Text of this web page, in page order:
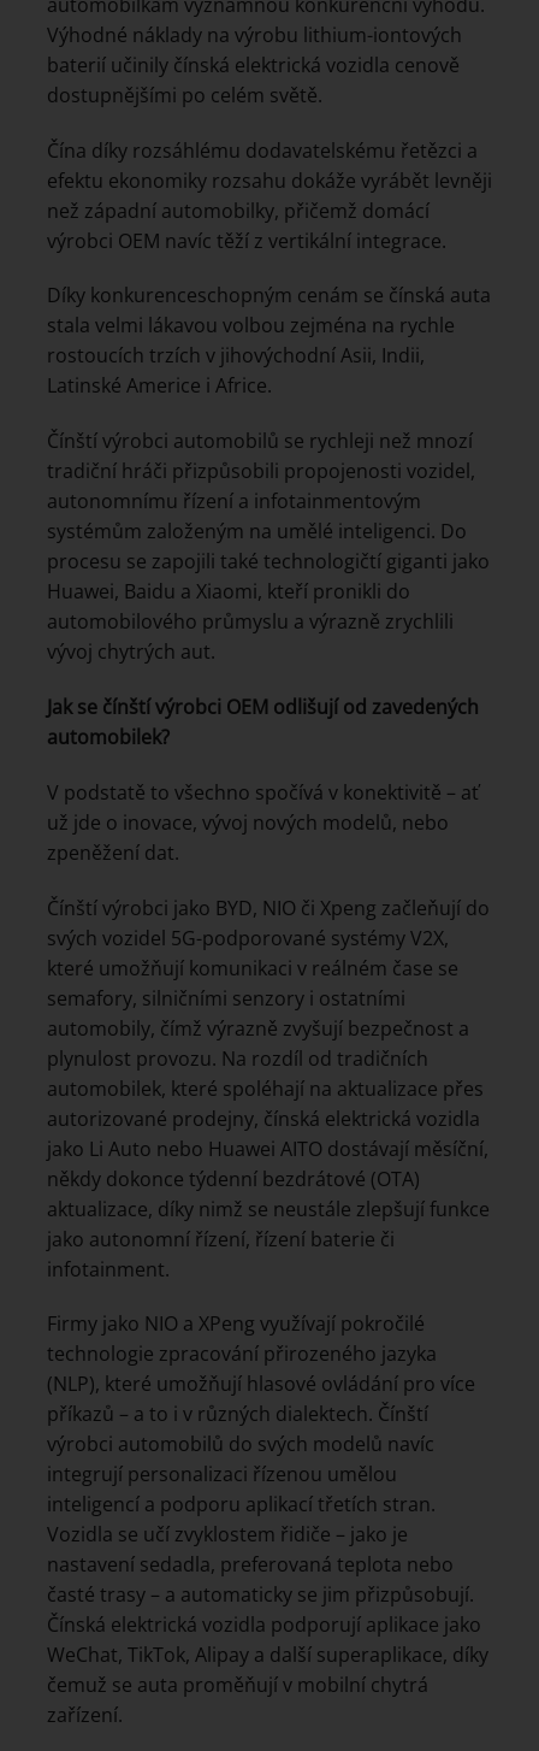
Výhodné náklady na výrobu lithium-iontových
baterií učinily čínská elektrická vozidla cenově
dostupnějšími po celém světě.
Čína díky rozsáhlému dodavatelskému řetězci a
efektu ekonomiky rozsahu dokáže vyrábět levněji
než západní automobilky, přičemž domácí
výrobci OEM navíc těží z vertikální integrace.
Díky konkurenceschopným cenám se čínská auta
stala velmi lákavou volbou zejména na rychle
rostoucích trzích v jihovýchodní Asii, Indii,
Latinské Americe i Africe.
Čínští výrobci automobilů se rychleji než mnozí
tradiční hráči přizpůsobili propojenosti vozidel,
autonomnímu řízení a infotainmentovým
systémům založeným na umělé inteligenci. Do
procesu se zapojili také technologičtí giganti jako
Huawei, Baidu a Xiaomi, kteří pronikli do
automobilového průmyslu a výrazně zrychlili
vývoj chytrých aut.
Jak se čínští výrobci OEM odlišují od zavedených
automobilek?
V podstatě to všechno spočívá v konektivitě – ať
už jde o inovace, vývoj nových modelů, nebo
zpeněžení dat.
Čínští výrobci jako BYD, NIO či Xpeng začleňují do
svých vozidel 5G-podporované systémy V2X,
které umožňují komunikaci v reálném čase se
semafory, silničními senzory i ostatními
automobily, čímž výrazně zvyšují bezpečnost a
plynulost provozu. Na rozdíl od tradičních
automobilek, které spoléhají na aktualizace přes
autorizované prodejny, čínská elektrická vozidla
jako Li Auto nebo Huawei AITO dostávají měsíční,
někdy dokonce týdenní bezdrátové (OTA)
aktualizace, díky nimž se neustále zlepšují funkce
jako autonomní řízení, řízení baterie či
infotainment.
Firmy jako NIO a XPeng využívají pokročilé
technologie zpracování přirozeného jazyka
(NLP), které umožňují hlasové ovládání pro více
příkazů – a to i v různých dialektech. Čínští
výrobci automobilů do svých modelů navíc
integrují personalizaci řízenou umělou
inteligencí a podporu aplikací třetích stran.
Vozidla se učí zvyklostem řidiče – jako je
nastavení sedadla, preferovaná teplota nebo
časté trasy – a automaticky se jim přizpůsobují.
Čínská elektrická vozidla podporují aplikace jako
WeChat, TikTok, Alipay a další superaplikace, díky
čemuž se auta proměňují v mobilní chytrá
zařízení.